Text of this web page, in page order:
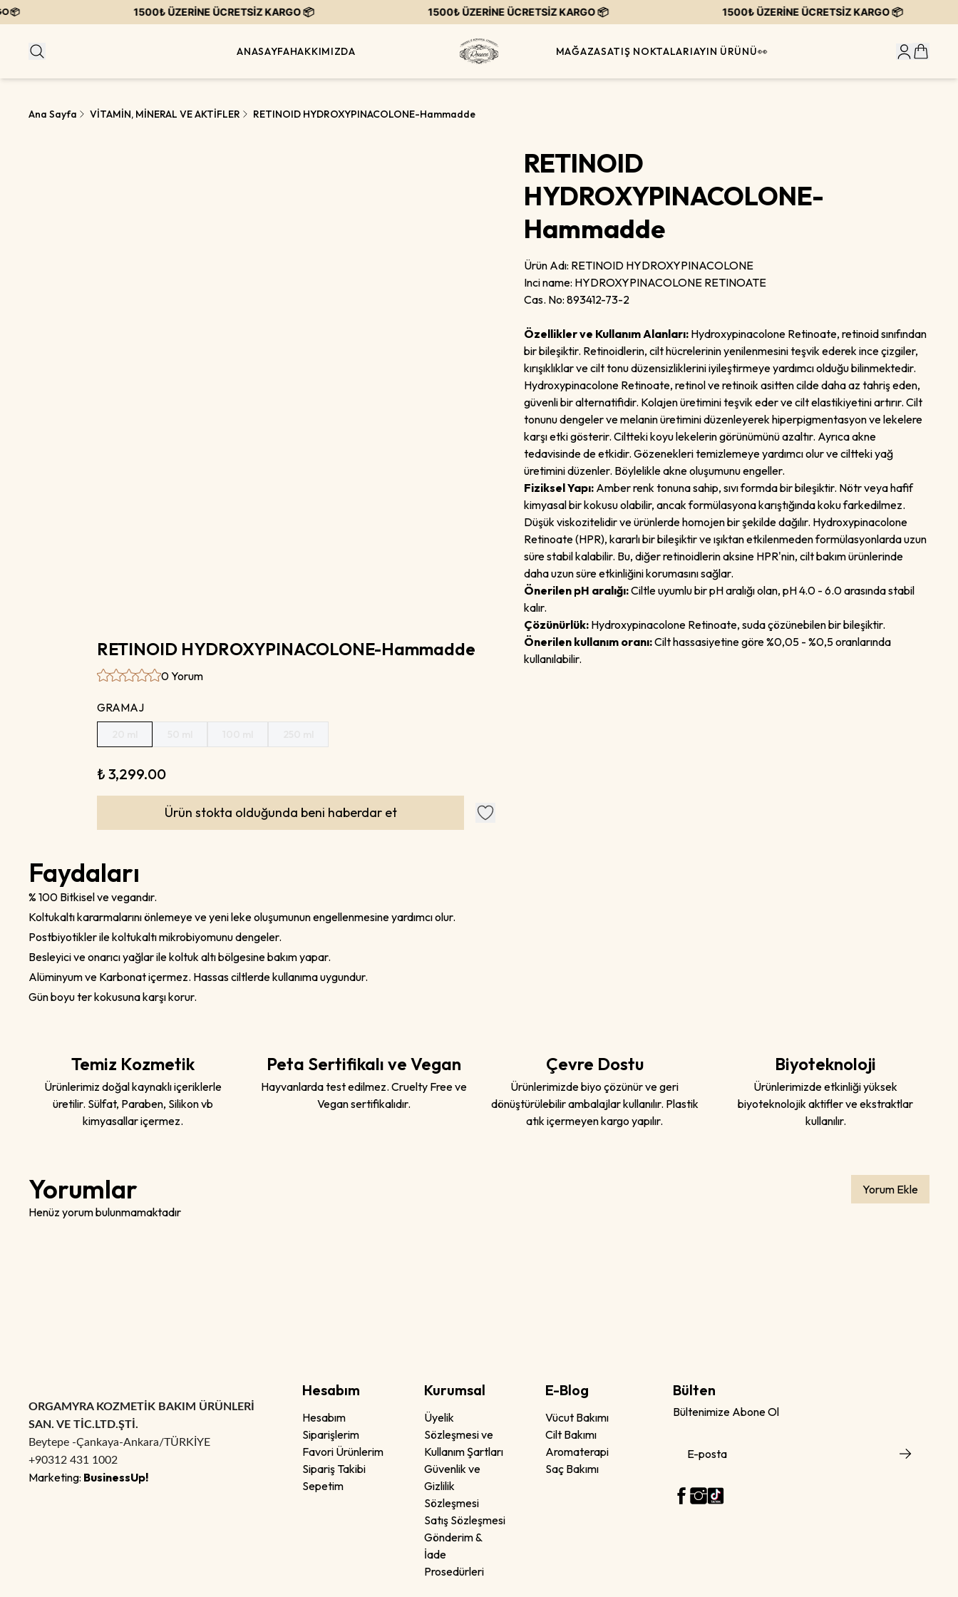
1500₺ ÜZERİNE ÜCRETSİZ KARGO 📦 1500₺ ÜZERİNE ÜCRETSİZ KARGO 📦 1500₺ ÜZERİNE ÜCRETSİZ KARGO 📦
ANASAYFAHAKKIMIZDA MAĞAZASATIŞ NOKTALARIAYIN ÜRÜNÜ👀
Ana Sayfa VİTAMİN, MİNERAL VE AKTİFLER RETINOID HYDROXYPINACOLONE-Hammadde
RETINOID HYDROXYPINACOLONE-Hammadde
0 Yorum
GRAMAJ
₺ 3,299.00
Ürün stokta olduğunda beni haberdar et
RETINOID
HYDROXYPINACOLONE-
Hammadde
Ürün Adı: RETINOID HYDROXYPINACOLONE
Inci name: HYDROXYPINACOLONE RETINOATE
Cas. No:893412-73-2
Özellikler ve Kullanım Alanları: Hydroxypinacolone Retinoate, retinoid sınıfından
bir bileşiktir. Retinoidlerin, cilt hücrelerinin yenilenmesini teşvik ederek ince çizgiler,
kırışıklıklar ve cilt tonu düzensizliklerini iyileştirmeye yardımcı olduğu bilinmektedir.
Hydroxypinacolone Retinoate, retinol ve retinoik asitten cilde daha az tahriş eden,
güvenli bir alternatifidir. Kolajen üretimini teşvik eder ve cilt elastikiyetini artırır. Cilt
tonunu dengeler ve melanin üretimini düzenleyerek hiperpigmentasyon ve lekelere
karşı etki gösterir. Ciltteki koyu lekelerin görünümünü azaltır. Ayrıca akne
tedavisinde de etkidir. Gözenekleri temizlemeye yardımcı olur ve ciltteki yağ
üretimini düzenler. Böylelikle akne oluşumunu engeller.
Fiziksel Yapı: Amber renk tonuna sahip, sıvı formda bir bileşiktir. Nötr veya hafif
kimyasal bir kokusu olabilir, ancak formülasyona karıştığında koku farkedilmez.
Düşük viskozitelidir ve ürünlerde homojen bir şekilde dağılır. Hydroxypinacolone
Retinoate (HPR), kararlı bir bileşiktir ve ışıktan etkilenmeden formülasyonlarda uzun
süre stabil kalabilir. Bu, diğer retinoidlerin aksine HPR'nin, cilt bakım ürünlerinde
daha uzun süre etkinliğini korumasını sağlar.
Önerilen pH aralığı:Ciltle uyumlu bir pH aralığı olan, pH 4.0 - 6.0 arasında stabil
kalır.
Çözünürlük: Hydroxypinacolone Retinoate, suda çözünebilen bir bileşiktir.
Önerilen kullanım oranı:Cilt hassasiyetine göre %0,05 - %0,5 oranlarında
kullanılabilir.
Faydaları
% 100 Bitkisel ve vegandır.
Koltukaltı kararmalarını önlemeye ve yeni leke oluşumunun engellenmesine yardımcı olur.
Postbiyotikler ile koltukaltı mikrobiyomunu dengeler.
Besleyici ve onarıcı yağlar ile koltuk altı bölgesine bakım yapar.
Alüminyum ve Karbonat içermez. Hassas ciltlerde kullanıma uygundur.
Gün boyu ter kokusuna karşı korur.
Temiz Kozmetik
Ürünlerimiz doğal kaynaklı içeriklerle
üretilir. Sülfat, Paraben, Silikon vb
kimyasallar içermez.
Peta Sertifikalı ve Vegan
Hayvanlarda test edilmez. Cruelty Free ve
Vegan sertifikalıdır.
Çevre Dostu
Ürünlerimizde biyo çözünür ve geri
dönüştürülebilir ambalajlar kullanılır. Plastik
atık içermeyen kargo yapılır.
Biyoteknoloji
Ürünlerimizde etkinliği yüksek
biyoteknolojik aktifler ve ekstraktlar
kullanılır.
Yorumlar
Yorum Ekle
Henüz yorum bulunmamaktadır
ORGAMYRA KOZMETİK BAKIM ÜRÜNLERİ
SAN. VE TİC.LTD.ŞTİ.
Beytepe -Çankaya-Ankara/TÜRKİYE
+90312 431 1002
Marketing: BusinessUp!
Hesabım
Hesabım
Siparişlerim
Favori Ürünlerim
Sipariş Takibi
Sepetim
Kurumsal
Üyelik
Sözleşmesi ve
Kullanım Şartları
Güvenlik ve
Gizlilik
Sözleşmesi
Satış Sözleşmesi
Gönderim &
İade
Prosedürleri
E-Blog
Vücut Bakımı
Cilt Bakımı
Aromaterapi
Saç Bakımı
Bülten
Bültenimize Abone Ol